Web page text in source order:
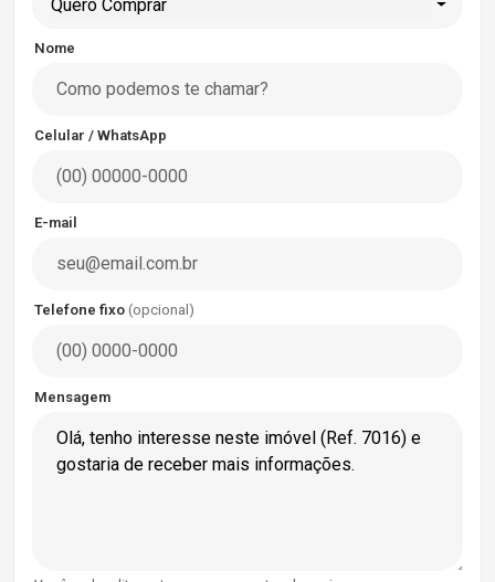
Quero Comprar
Nome
Celular / WhatsApp
E-mail
Telefone fixo (opcional)
Mensagem